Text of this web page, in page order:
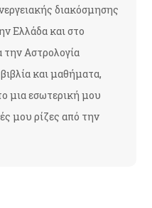
διακόσμησης
Ελλάδα και στο
την Αστρολογία
και μαθήματα,
μια εσωτερική μου
μου ρίζες από την